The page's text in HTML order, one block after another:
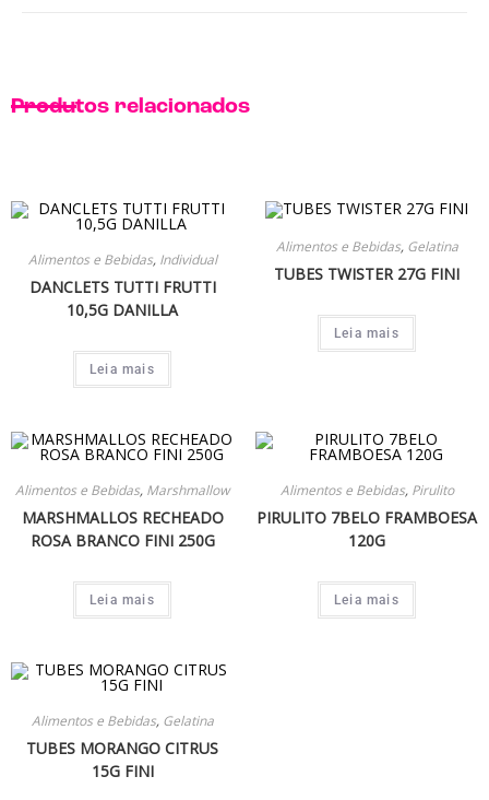
Produtos relacionados
Alimentos e Bebidas, Individual
DANCLETS TUTTI FRUTTI
10,5G DANILLA
Leia mais
Alimentos e Bebidas, Gelatina
TUBES TWISTER 27G FINI
Leia mais
Alimentos e Bebidas, Marshmallow
MARSHMALLOS RECHEADO
ROSA BRANCO FINI 250G
Leia mais
Alimentos e Bebidas, Pirulito
PIRULITO 7BELO FRAMBOESA
120G
Leia mais
Alimentos e Bebidas, Gelatina
TUBES MORANGO CITRUS
15G FINI